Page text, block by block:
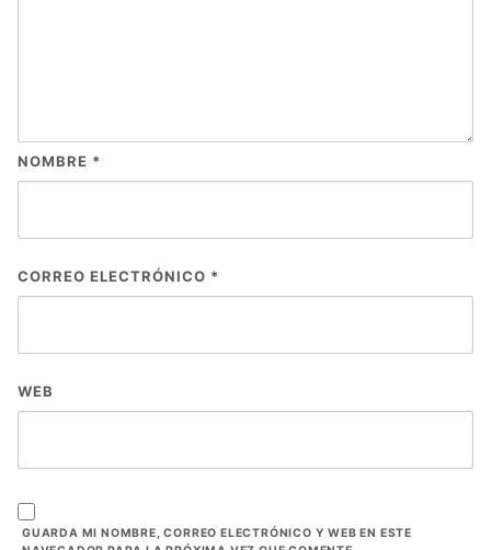
NOMBRE *
CORREO ELECTRÓNICO *
WEB
GUARDA MI NOMBRE, CORREO ELECTRÓNICO Y WEB EN ESTE